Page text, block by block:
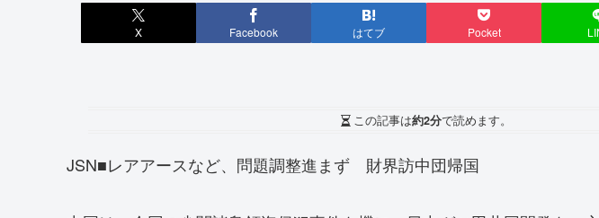
X Facebook はてブ Pocket
この記事は約2分で読めます。
JSN■レアアースなど、問題調整進まず 財界訪中団帰国